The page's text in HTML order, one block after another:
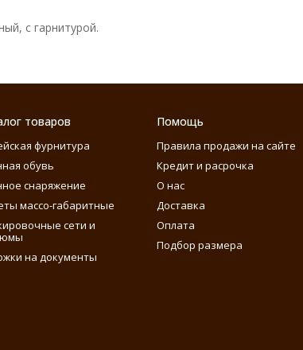
с гарнитурой.
товаров
фурнитура
обувь
снаряжение
массо-габаритные
сети и
на документы
Помощь
Правила продажи на сайте
Кредит и расрочка
О нас
Доставка
Оплата
Подбор размера